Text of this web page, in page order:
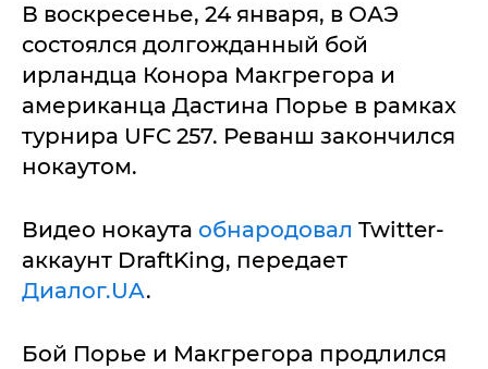
В воскресенье, 24 января, в ОАЭ
состоялся долгожданный бой
ирландца Конора Макгрегора и
американца Дастина Порье в рамках
турнира UFC 257. Реванш закончился
нокаутом.
Видео нокаута обнародовал Twitter-
аккаунт DraftKing, передает
Диалог.UA.
Бой Порье и Макгрегора продлился